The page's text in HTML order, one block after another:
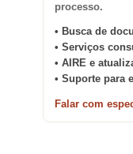
processo.
• Busca de
• Serviços
• AIRE e
• Suporte para
Falar com